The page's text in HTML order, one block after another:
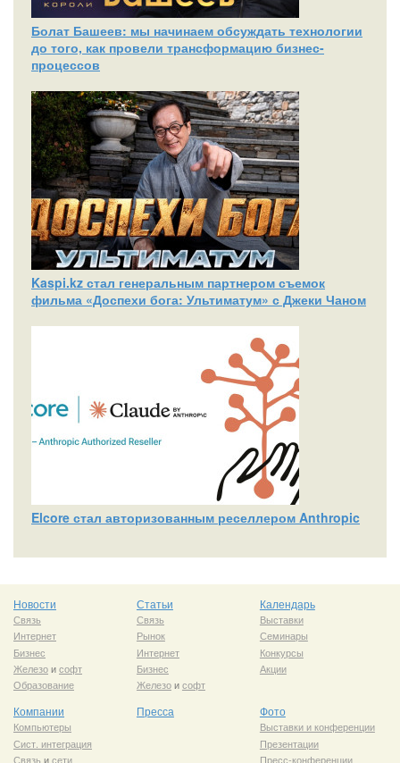
Болат Башеев: мы начинаем обсуждать технологии
до того, как провели трансформацию бизнес-
процессов
Kaspi.kz стал генеральным партнером съемок
фильма «Доспехи бога: Ультиматум» с Джеки Чаном
Elcore стал авторизованным реселлером Anthropic
Новости
Связь
Интернет
Бизнес
Железоисофт
Образование
Статьи
Связь
Рынок
Интернет
Бизнес
Железоисофт
Календарь
Выставки
Семинары
Конкурсы
Акции
Компании
Компьютеры
Сист. интеграция
Связь исети
Пресса Фото
Выставки и конференции
Презентации
Пресс-конференции